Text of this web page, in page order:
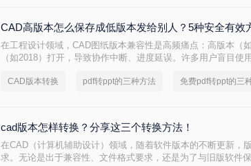
CAD高版本怎么保存成低版本发给别人？5种安全有效
在工程设计领域，CAD图纸版本兼容性是高频痛点：高版本（
（如2018）打开，导致协作中断、进度延误。许多用户盲目使
AutoCAD 2024+系统实测，系统梳理5种安全有效的版本转换
CAD版本转换 pdf转ppt的三种方法 免费pdf转ppt的三
cad版本怎样转换？分享这三个转换方法！
在CAD（计算机辅助设计）领域，随着软件版本的不断更新，
求。无论是出于兼容性、文件格式要求，还是为了与旧版软件